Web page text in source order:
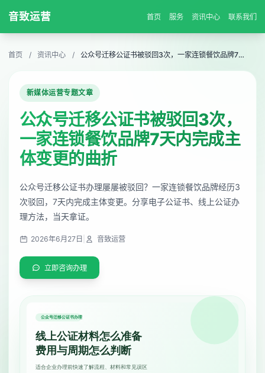
音致运营 首页 服务 资讯中心 联系我们
首页 / 资讯中心 / 公众号迁移公证书被驳回3次，一家连锁餐饮品牌7天内完成主体变更的曲折
新媒体运营专题文章
公众号迁移公证书被驳回3次，
一家连锁餐饮品牌7天内完成主
体变更的曲折
公众号迁移公证书办理屡屡被驳回？一家连锁餐饮品牌经历3
次驳回，7天内完成主体变更。分享电子公证书、线上公证办
理方法，当天拿证。
2026年6月27日 音致运营
立即咨询办理